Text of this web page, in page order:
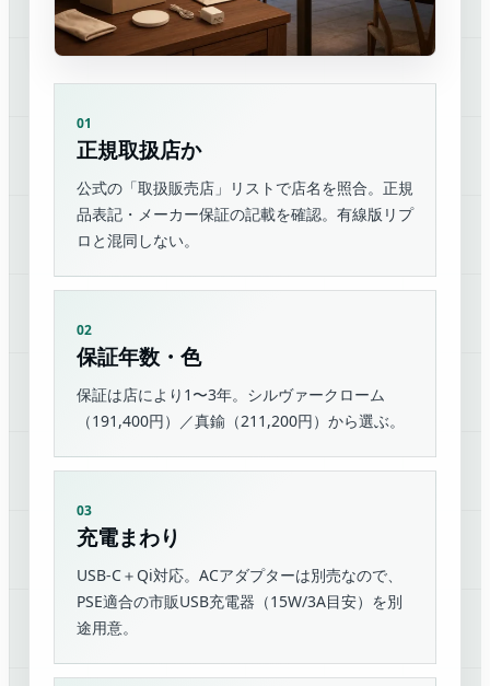
01
正規取扱店か
公式の「取扱販売店」リストで店名を照合。正規
品表記・メーカー保証の記載を確認。有線版リプ
ロと混同しない。
02
保証年数・色
保証は店により1〜3年。シルヴァークローム
（191,400円）／真鍮（211,200円）から選ぶ。
03
充電まわり
USB-C＋Qi対応。ACアダプターは別売なので、
PSE適合の市販USB充電器（15W/3A目安）を別
途用意。